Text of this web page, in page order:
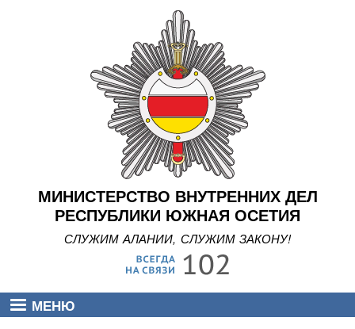
Перейти
к
основному
содержанию
МИНИСТЕРСТВО ВНУТРЕННИХ ДЕЛ
РЕСПУБЛИКИ ЮЖНАЯ ОСЕТИЯ
СЛУЖИМ АЛАНИИ, СЛУЖИМ ЗАКОНУ!
МЕНЮ